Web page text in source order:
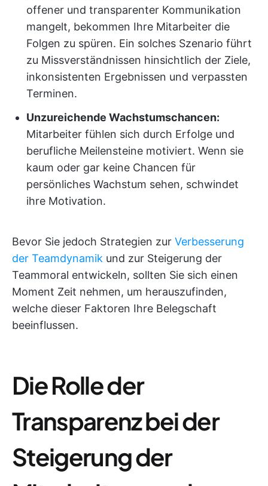
offener und transparenter Kommunikation
mangelt, bekommen Ihre Mitarbeiter die
Folgen zu spüren. Ein solches Szenario führt
zu Missverständnissen hinsichtlich der Ziele,
inkonsistenten Ergebnissen und verpassten
Terminen.
Unzureichende Wachstumschancen:
Mitarbeiter fühlen sich durch Erfolge und
berufliche Meilensteine motiviert. Wenn sie
kaum oder gar keine Chancen für
persönliches Wachstum sehen, schwindet
ihre Motivation.
Bevor Sie jedoch Strategien zur Verbesserung
der Teamdynamik und zur Steigerung der
Teammoral entwickeln, sollten Sie sich einen
Moment Zeit nehmen, um herauszufinden,
welche dieser Faktoren Ihre Belegschaft
beeinflussen.
Die Rolle der
Transparenz bei der
Steigerung der